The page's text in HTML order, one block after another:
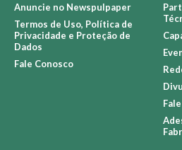
Anuncie no Newspulpaper
Termos de Uso, Política de
Privacidade e Proteção de
Dados
Fale Conosco